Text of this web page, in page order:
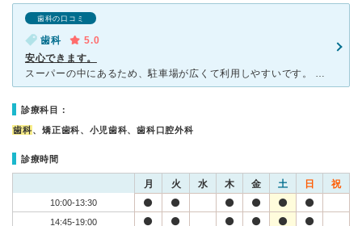
歯科の口コミ
歯科
5.0
安心できます。
スーパーの中にあるため、駐車場が広くて利用しやすいです。 また、先生がとてもはきはき元気で明るく優しい方なので、子供の治療も安心してお任せすることができます。 院内はそんなに広いわけではありません
診療科目：
歯科、矯正歯科、小児歯科、歯科口腔外科
診療時間
月 火 水 木 金 土 日 祝
10:00-13:30
14:45-19:00